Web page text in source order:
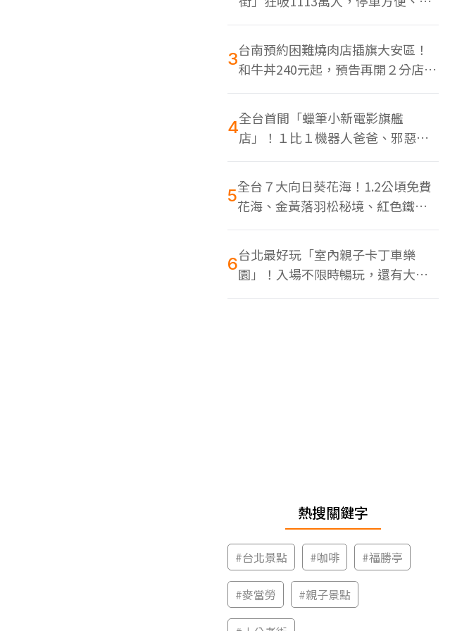
色美食多
3台南預約困難燒肉店插旗大安區！
和牛丼240元起，預告再開２分店、
地點曝光
4全台首間「蠟筆小新電影旗艦
店」！１比１機器人爸爸、邪惡正
男，百款周邊買翻
5全台７大向日葵花海！1.2公頃免費
花海、金黃落羽松秘境、紅色鐵橋
同框
6台北最好玩「室內親子卡丁車樂
園」！入場不限時暢玩，還有大螢
幕Switch遊戲區
熱搜關鍵字
#台北景點 #咖啡 #福勝亭
#麥當勞 #親子景點